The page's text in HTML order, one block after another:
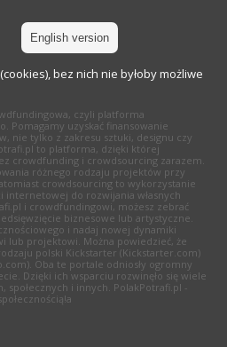
English version
bez nich nie byłoby możliwe
czyli platforma
Pomagamy uzyskać finansowanie
nie tylko z zakresu sztuki, designu czy
to platforma, dzięki której
crowdfunding i crowdsourcing zarazem.
różnego rodzaju projektów przy
crowdsourcing to wykorzystanie
internetowej do rozwijania własnych
i crowdfundingowi, możesz zebrać
biznesowe lub artystyczne.
i nadaj nowej dynamiki
lub projektowi. Można powiedzieć, że
polski Kickstarter (Kickstarter.com)
Oba te portale odniosły ogromny
Dzięki ich wsparciu rozwinęło się wiele
i innych. PolakPotrafi.pl -